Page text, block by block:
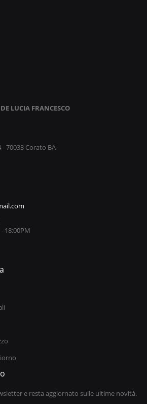
LUCIA FRANCESCO
70033 Corato BA
18:00PM
e resta aggiornato sulle ultime novità.